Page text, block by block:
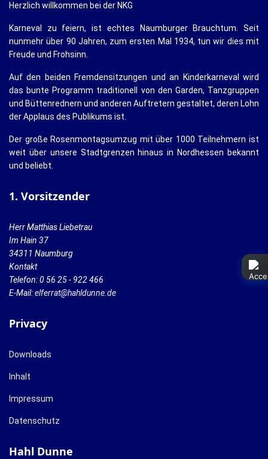
Herzlich willkommen bei der NKG
Karneval zu feiern, ist echtes Naumburger Brauchtum. Seit
nunmehr über 90 Jahren, zum ersten Mal 1934, tun wir dies mit
Freude und Frohsinn.
Auf den beiden Fremdensitzungen und an Kinderkarneval wird
das bunte Programm traditionell von den Garden, Tanzgruppen
und Büttenrednern und anderen Auftretern gestaltet, deren Lohn
der Applaus des Publikums ist.
Der große Rosenmontagsumzug mit über 1000 Teilnehmern ist
weit über unsere Stadtgrenzen hinaus in Nordhessen bekannt
und beliebt.
1. Vorsitzender
Herr Matthias Liebetrau
Im Hain 37
34311 Naumburg
Kontakt
Telefon: 0 56 25 - 922 466
E-Mail:elferrat@hahldunne.de
Privacy
Downloads
Inhalt
Impressum
Datenschutz
Hahl Dunne